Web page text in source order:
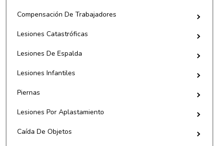
Compensación De Trabajadores
Lesiones Catastróficas
Lesiones De Espalda
Lesiones Infantiles
Piernas
Lesiones Por Aplastamiento
Caída De Objetos